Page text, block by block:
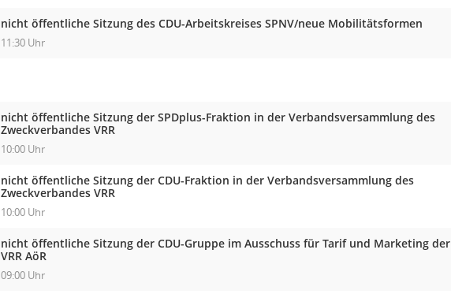
nicht öffentliche Sitzung des CDU-Arbeitskreises SPNV/neue Mobilitätsformen
11:30 Uhr
nicht öffentliche Sitzung der SPDplus-Fraktion in der Verbandsversammlung des
Zweckverbandes VRR
10:00 Uhr
nicht öffentliche Sitzung der CDU-Fraktion in der Verbandsversammlung des
Zweckverbandes VRR
10:00 Uhr
nicht öffentliche Sitzung der CDU-Gruppe im Ausschuss für Tarif und Marketing der
VRR AöR
09:00 Uhr